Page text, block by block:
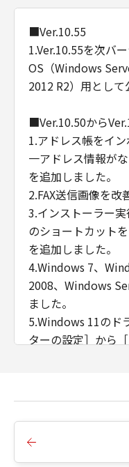
■Ver.10.55
1.Ver.10.55を次バ
OS（Windows
2012 R2）用として
■Ver.10.50から
1.アドレス帳をイ
一アドレス情報が
を追加しました。
2.FAX送信画像を改
3.インストーラー
のショートカット
を追加しました。
4.Windows 7、
2008、Windows
ました。
5.Windows 11のド
ターの設定］から
ンポートできる機能